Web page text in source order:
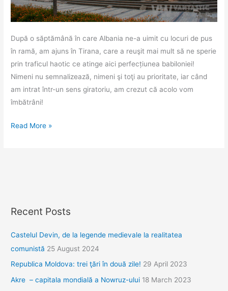
După o săptămână în care Albania ne-a uimit cu locuri de pus
în ramă, am ajuns în Tirana, care a reuşit mai mult să ne sperie
prin traficul haotic ce atinge aici perfecțiunea babiloniei!
Nimeni nu semnalizează, nimeni şi toţi au prioritate, iar când
am intrat într-un sens giratoriu, am crezut că acolo vom
îmbătrâni!
Tirana
Read More »
Recent Posts
Castelul Devin, de la legende medievale la realitatea
comunistă 25 August 2024
Republica Moldova: trei ţări în două zile! 29 April 2023
Akre – capitala mondială a Nowruz-ului 18 March 2023